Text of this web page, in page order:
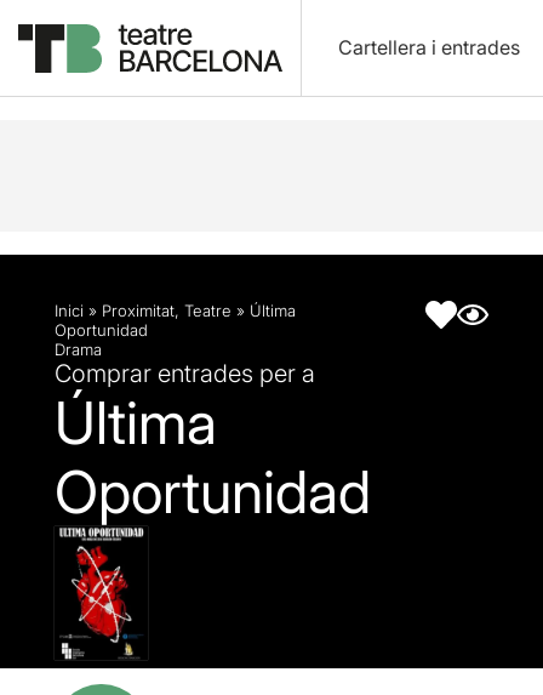
Cartellera i entrades
Descripció Fitxa artística
Inici » Proximitat, Teatre » Última
Oportunidad
Drama
Comprar entrades per a
Última
Oportunidad